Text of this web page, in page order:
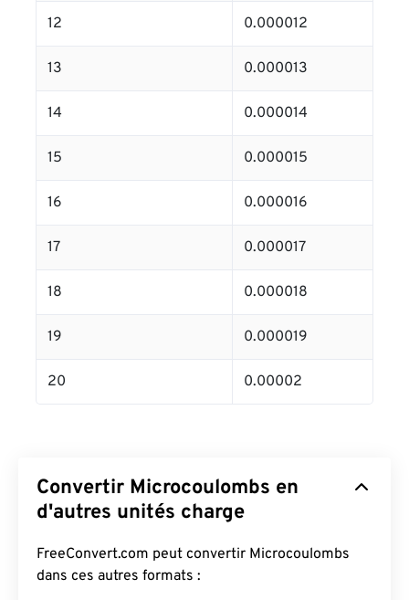
12 0.000012
13 0.000013
14 0.000014
15 0.000015
16 0.000016
17 0.000017
18 0.000018
19 0.000019
20 0.00002
Convertir Microcoulombs en
d'autres unités charge
FreeConvert.com peut convertir Microcoulombs
dans ces autres formats :